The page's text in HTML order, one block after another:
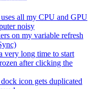
all my CPU and GPU
noisy
on my variable refresh
very long time to start
after clicking the
icon gets duplicated